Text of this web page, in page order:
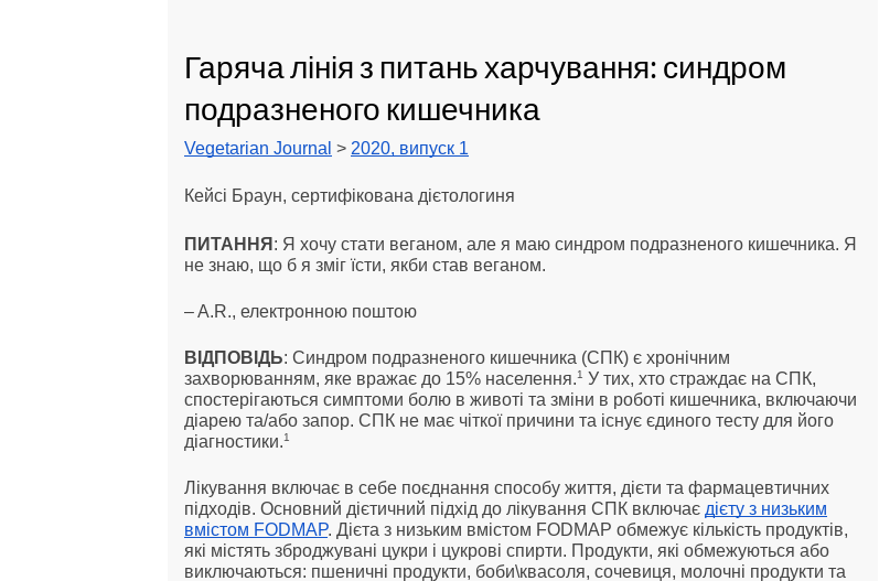
Гаряча лінія з питань харчування: синдром
подразненого кишечника
Vegetarian Journal > 2020, випуск 1
Кейсі Браун, сертифікована дієтологиня
ПИТАННЯ : Я хочу стати веганом, але я маю синдром подразненого кишечника. Я
не знаю, що б я зміг їсти, якби став веганом.
– A.R., електронною поштою
ВІДПОВІДЬ: Синдром подразненого кишечника (СПК) є хронічним
захворюванням, яке вражає до 15% населення.1 У тих, хто страждає на СПК,
спостерігаються симптоми болю в животі та зміни в роботі кишечника, включаючи
діарею та/або запор. СПК не має чіткої причини та існує єдиного тесту для його
діагностики.1
Лікування включає в себе поєднання способу життя, дієти та фармацевтичних
підходів. Основний дієтичний підхід до лікування СПК включає дієту з низьким
вмістом FODMAP. Дієта з низьким вмістом FODMAP обмежує кількість продуктів,
які містять зброджувані цукри і цукрові спирти. Продукти, які обмежуються або
виключаються: пшеничні продукти, боби\квасоля, сочевиця, молочні продукти та